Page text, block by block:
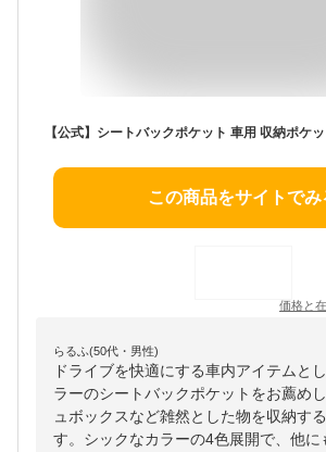
この商品をサイトでみ
価格と
らるふ(50代・男性)
ドライブを快適にする車内アイテムと
ラーのシートバックポケットをお薦め
ュボックスなど雑然とした物を収納す
す。シックなカラーの4色展開で、他に